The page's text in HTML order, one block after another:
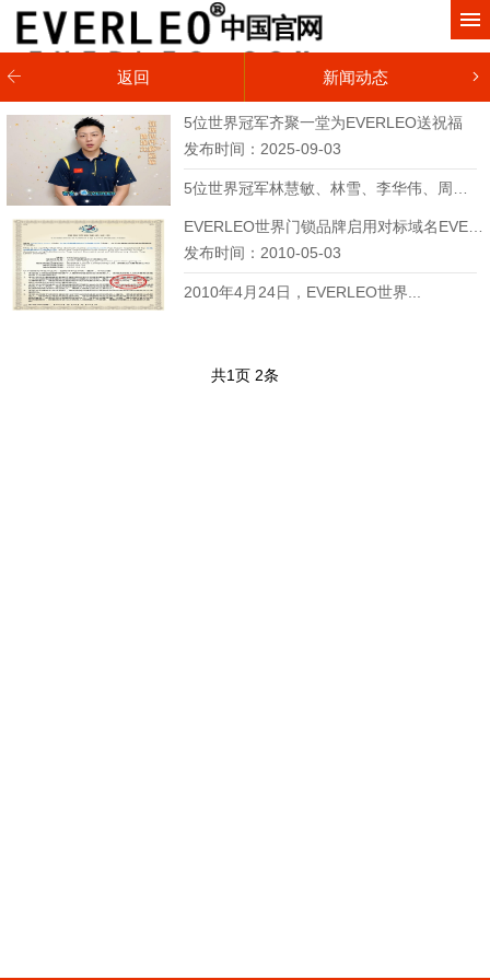
返回 新闻动态
5位世界冠军齐聚一堂为EVERLEO送祝福
发布时间：2025-09-03
EVERLEO世界门锁品牌启用对标域名EVERLEO.COM
发布时间：2010-05-03
2010年4月24日，EVERLEO世界...
共1页 2条
网站首页
产品中心
家装案例
新闻动态
贸易网店